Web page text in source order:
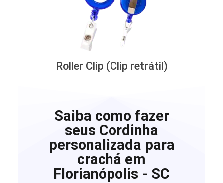
Roller Clip (Clip retrátil)
Saiba como fazer
seus Cordinha
personalizada para
crachá em
Florianópolis - SC